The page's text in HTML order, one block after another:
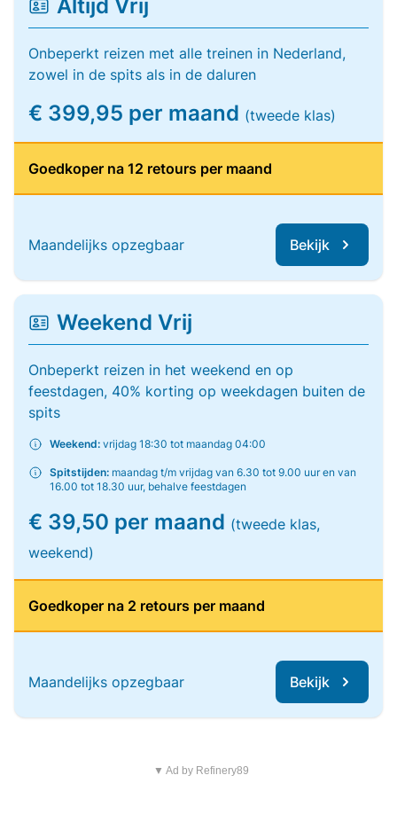
Altijd Vrij
Onbeperkt reizen met alle treinen in Nederland,
zowel in de spits als in de daluren
€ 399,95 per maand (tweede klas)
Goedkoper na 12 retours per maand
Maandelijks opzegbaar Bekijk
Weekend Vrij
Onbeperkt reizen in het weekend en op
feestdagen, 40% korting op weekdagen buiten de
spits
Weekend: vrijdag 18:30 tot maandag 04:00
Spitstijden: maandag t/m vrijdag van 6.30 tot 9.00 uur en van
16.00 tot 18.30 uur, behalve feestdagen
€ 39,50 per maand (tweede klas,
weekend)
Goedkoper na 2 retours per maand
Maandelijks opzegbaar Bekijk
▼ Ad by Refinery89